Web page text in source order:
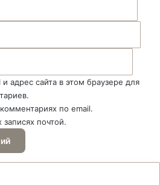
адрес сайта в этом браузере для
по email.
почтой.